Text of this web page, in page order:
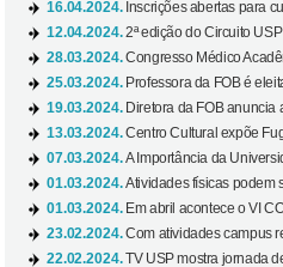
16.04.2024. Inscrições abertas para
12.04.2024.2ª edição do Circuito
28.03.2024.Congresso Médico
25.03.2024. Professora da FOB é
19.03.2024. Diretora da FOB anuncia
13.03.2024.Centro Cultural expõe
07.03.2024.A Importância da
01.03.2024.Atividades físicas podem
01.03.2024. Em abril acontece o VI
23.02.2024.Com atividades campus
22.02.2024.TV USP mostra jornada